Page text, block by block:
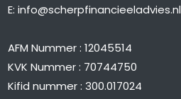
E:info@scherpfinancieeladvies.nl
AFM Nummer : 12045514
KVK Nummer : 70744750
Kifid nummer : 300.017024